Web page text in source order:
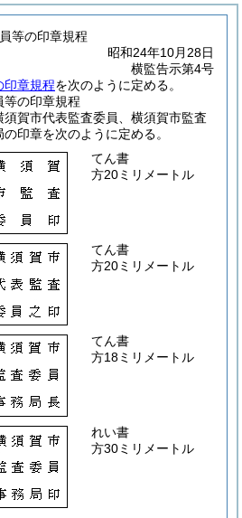
等の印章規程
昭和24年10月28日
横監告示第4号
印章規程を次のように定める。
等の印章規程
賀市代表監査委員、横須賀市監査
印章を次のように定める。
てん書
方20ミリメートル
てん書
方20ミリメートル
てん書
方18ミリメートル
れい書
方30ミリメートル